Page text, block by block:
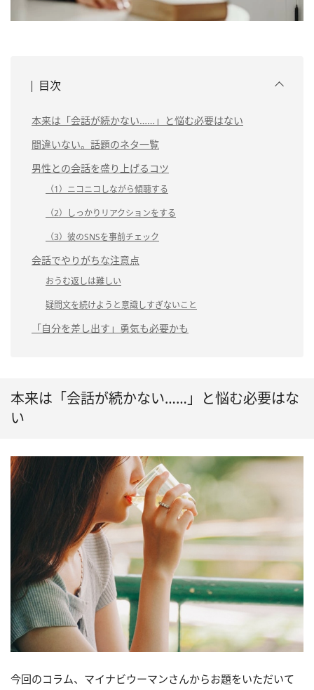
目次
本来は「会話が続かない……」と悩む必要はない
間違いない。話題のネタ一覧
男性との会話を盛り上げるコツ
（1）ニコニコしながら傾聴する
（2）しっかりリアクションをする
（3）彼のSNSを事前チェック
会話でやりがちな注意点
おうむ返しは難しい
疑問文を続けようと意識しすぎないこと
「自分を差し出す」勇気も必要かも
本来は「会話が続かない……」と悩む必要はな
い
今回のコラム、マイナビウーマンさんからお題をいただいて